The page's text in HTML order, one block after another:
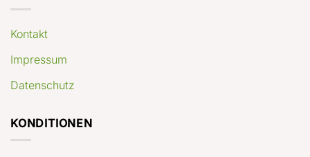
Kontakt
Impressum
Datenschutz
KONDITIONEN